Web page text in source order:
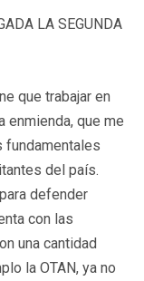
LA SEGUNDA
que trabajar en
enmienda, que me
fundamentales
del país.
defender
con las
una cantidad
la OTAN, ya no